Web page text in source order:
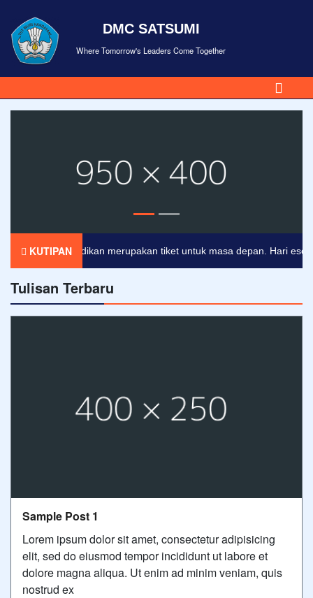
DMC SATSUMI
Where Tomorrow's Leaders Come Together
KUTIPAN
Pendidikan merupakan tiket untuk masa depan. Hari esok
Tulisan Terbaru
Sample Post 1
Lorem ipsum dolor sit amet, consectetur adipisicing
elit, sed do eiusmod tempor incididunt ut labore et
dolore magna aliqua. Ut enim ad minim veniam, quis
nostrud ex